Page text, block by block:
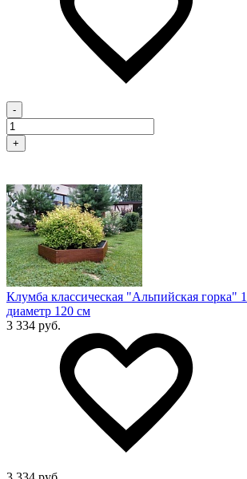
-
+
Клумба классическая "Альпийская горка"
диаметр 120 см
3 334 руб.